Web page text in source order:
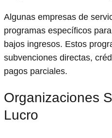
Algunas empresas de
programas específicos
bajos ingresos. Estos
subvenciones directas,
pagos parciales.
Organizaciones
Lucro